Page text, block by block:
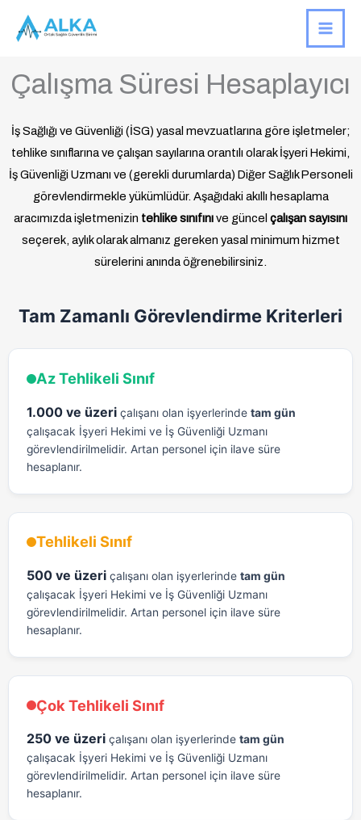
atla
Çalışma Süresi Hesaplayıcı
İş Sağlığı ve Güvenliği (İSG) yasal mevzuatlarına göre işletmeler;
tehlike sınıflarına ve çalışan sayılarına orantılı olarak İşyeri Hekimi,
İş Güvenliği Uzmanı ve (gerekli durumlarda) Diğer Sağlık Personeli
görevlendirmekle yükümlüdür. Aşağıdaki akıllı hesaplama
aracımızda işletmenizin tehlike sınıfınıve güncel çalışan sayısını
seçerek, aylık olarak almanız gereken yasal minimum hizmet
sürelerini anında öğrenebilirsiniz.
Tam Zamanlı Görevlendirme Kriterleri
Az Tehlikeli Sınıf
1.000 ve üzeriçalışanı olan işyerlerinde tam gün
çalışacak İşyeri Hekimi ve İş Güvenliği Uzmanı
görevlendirilmelidir. Artan personel için ilave süre
hesaplanır.
Tehlikeli Sınıf
500 ve üzeriçalışanı olan işyerlerinde tam gün
çalışacak İşyeri Hekimi ve İş Güvenliği Uzmanı
görevlendirilmelidir. Artan personel için ilave süre
hesaplanır.
Çok Tehlikeli Sınıf
250 ve üzeriçalışanı olan işyerlerinde tam gün
çalışacak İşyeri Hekimi ve İş Güvenliği Uzmanı
görevlendirilmelidir. Artan personel için ilave süre
hesaplanır.